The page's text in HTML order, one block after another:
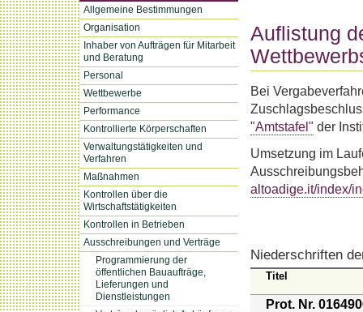
Allgemeine Bestimmungen
Organisation
Inhaber von Aufträgen für Mitarbeit
und Beratung
Personal
Wettbewerbe
Performance
Kontrollierte Körperschaften
Verwaltungstätigkeiten und
Verfahren
Maßnahmen
Kontrollen über die
Wirtschaftstätigkeiten
Kontrollen in Betrieben
Ausschreibungen und Verträge
Programmierung der
öffentlichen Bauaufträge,
Lieferungen und
Dienstleistungen
Auflistung
Bei
"Amtstafel" der
Umsetzung im
altoadige.it/index/
Niederschriften
Titel
Prot. Nr.